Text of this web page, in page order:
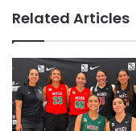
Related Articles